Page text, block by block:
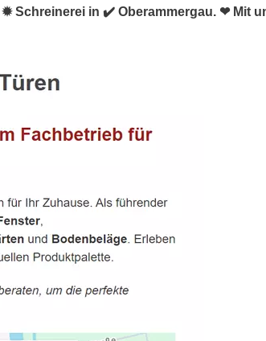
Schreinerei in ✔️ Oberammergau. ❤ Mit